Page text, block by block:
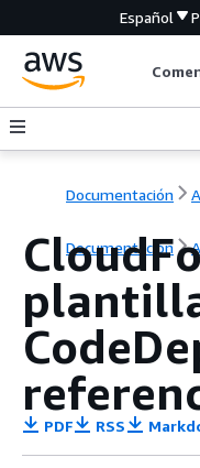
Español
Documentación
Documentación
PDF RSS